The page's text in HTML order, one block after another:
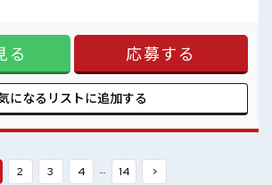
！
ースもあります！
UP≫ 派手過ぎなければ髪型や髪色自由♪ (規定
すい制服アリ≫ 制服があるので、 毎日の服装の
♪ ≪収入アップを目指せる≫ 高時給だらけの派遣の
の職場です♪ 髪型・
♪ 派手過ぎなければOKだから、 モチベーションも
つける休憩スペースもあります！
る 応募する
になるリストに追加する
2 3 4 … 14 >